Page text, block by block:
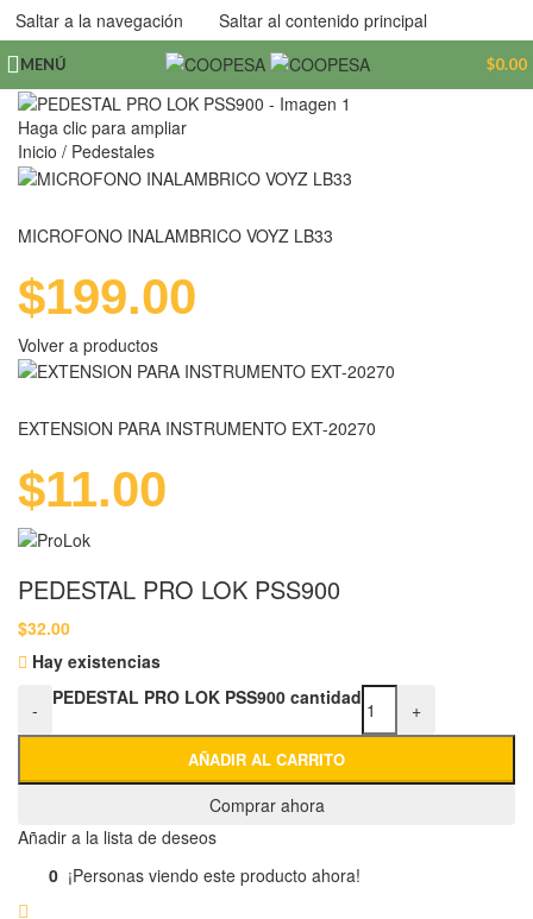
Saltar a la navegación Saltar al contenido principal
MENÚ $0.00
Haga clic para ampliar
Inicio / Pedestales
MICROFONO INALAMBRICO VOYZ LB33
$199.00
Volver a productos
EXTENSION PARA INSTRUMENTO EXT-20270
$11.00
PEDESTAL PRO LOK PSS900
$32.00
Hay existencias
-
PEDESTAL PRO LOK PSS900 cantidad
+
AÑADIR AL CARRITO
Comprar ahora
Añadir a la lista de deseos
0 ¡Personas viendo este producto ahora!